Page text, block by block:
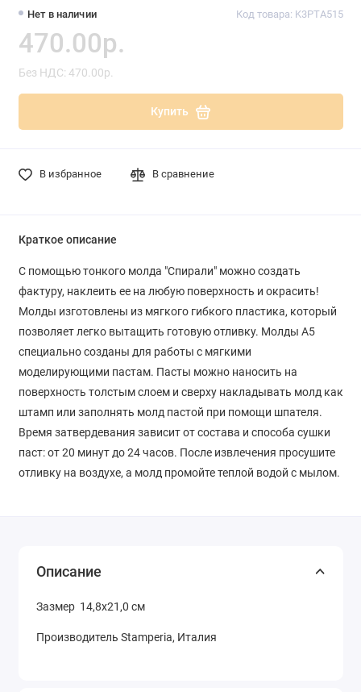
Нет в наличии Код товара: K3PTA515
470.00р.
Без НДС: 470.00р.
Купить
В избранное В сравнение
Краткое описание
С помощью тонкого молда "Спирали" можно создать
фактуру, наклеить ее на любую поверхность и окрасить!
Молды изготовлены из мягкого гибкого пластика, который
позволяет легко вытащить готовую отливку. Молды A5
специально созданы для работы с мягкими
моделирующими пастам. Пасты можно наносить на
поверхность толстым слоем и сверху накладывать молд как
штамп или заполнять молд пастой при помощи шпателя.
Время затвердевания зависит от состава и способа сушки
паст: от 20 минут до 24 часов. После извлечения просушите
отливку на воздухе, а молд промойте теплой водой с мылом.
Описание
Зазмер 14,8х21,0 см
Производитель Stamperia, Италия